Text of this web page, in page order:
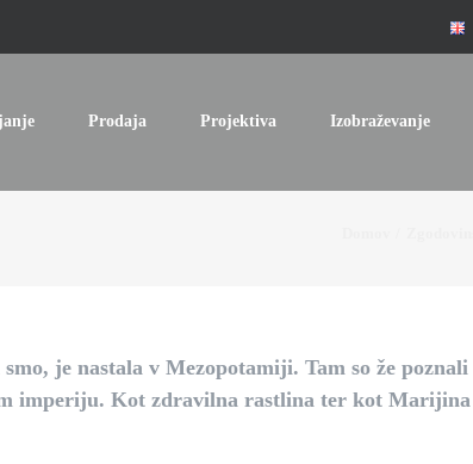
Prodaja Projektiva Izobraževanje
je nastala v Mezopotamiji. Tam so že
imperiju. Kot zdravilna rastlina ter kot Marijina